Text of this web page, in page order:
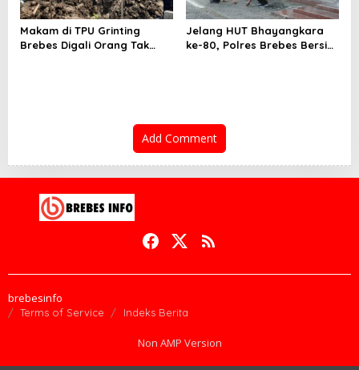
Makam di TPU Grinting
Brebes Digali Orang Tak
Jelang HUT Bhayangkara
ke-80, Polres Brebes Bersih-
Add Comment
brebesinfo
Terms of Service Indeks Berita
Non AMP Version